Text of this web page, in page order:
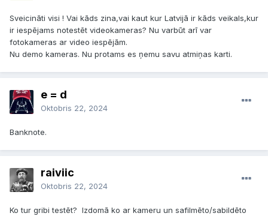
Sveicināti visi ! Vai kāds zina,vai kaut kur Latvijā ir kāds veikals,kur
ir iespējams notestēt videokameras? Nu varbūt arī var
fotokameras ar video iespējām.
Nu demo kameras. Nu protams es ņemu savu atmiņas karti.
e = d
Oktobris 22, 2024
Banknote.
raiviic
Oktobris 22, 2024
Ko tur gribi testēt? Izdomā ko ar kameru un safilmēto/sabildēto